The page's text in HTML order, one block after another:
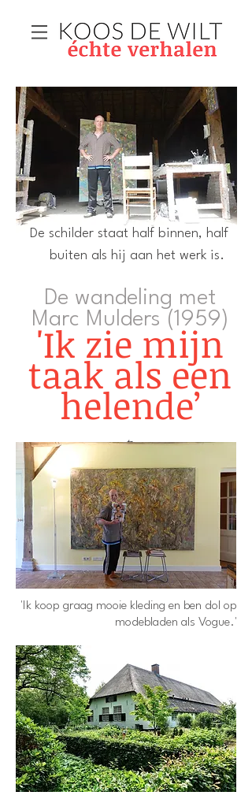
​De schilder staat half binnen, half
buiten als hij aan het werk is.
De wandeling met
Marc Mulders (1959)
'Ik zie mijn
taak als een
helende’
t
​'Ik koop graag mooie kleding en ben dol op
modebladen als Vogue.'